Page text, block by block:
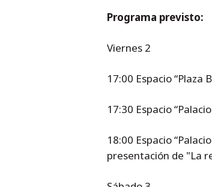
Programa previsto:
Viernes 2
17:00 Espacio “Plaza
17:30 Espacio
18:00 Espacio
presentación de "La